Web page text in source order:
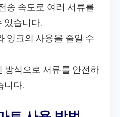
송 속도로 여러 서류를
있습니다.
잉크의 사용을 줄일 수
방식으로 서류를 안전하
니다.